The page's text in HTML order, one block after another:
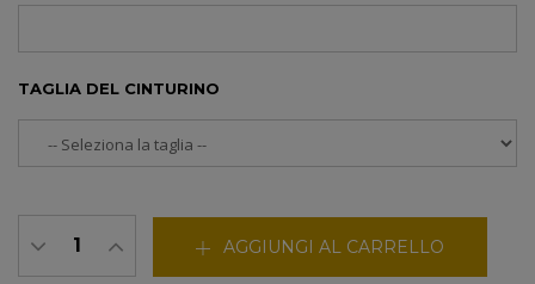
TAGLIA DEL CINTURINO
AGGIUNGI AL CARRELLO